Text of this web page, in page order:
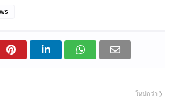
ใหม่กว่า